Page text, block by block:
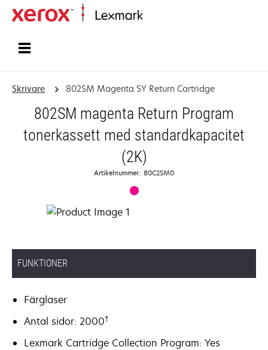
Skrivare 802SM Magenta SY Return Cartridge
802SM magenta Return Program
tonerkassett med standardkapacitet
(2K)
Artikelnummer.: 80C2SM0
FUNKTIONER
Färglaser
Antal sidor: 2000†
Lexmark Cartridge Collection Program: Yes